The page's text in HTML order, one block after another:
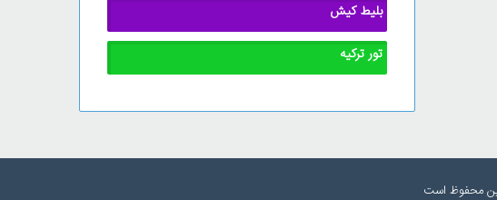
بلیط کیش
تور ترکیه
محفوظ است